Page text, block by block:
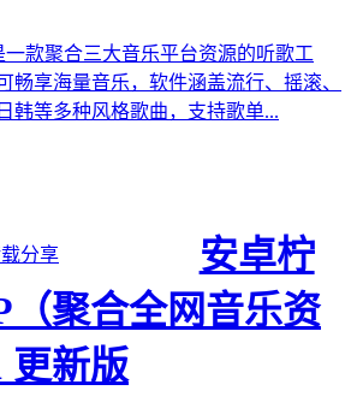
一款聚合三大音乐平台资源的听歌工
畅享海量音乐，软件涵盖流行、摇滚、
韩等多种风格歌曲，支持歌单...
分享
安卓柠
（聚合全网音乐资
更新版